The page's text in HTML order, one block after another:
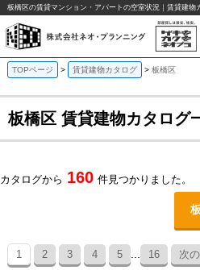
板橋区の賃貸マンション・アパートの空室状況｜賃貸建
TOPページ 賃貸建物カタログ 板橋区
板橋区 賃貸建物カタログ
カタログから 160 件見つかりました。
1 2 3 4 5 16 次